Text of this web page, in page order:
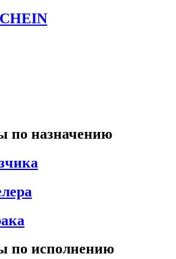
по назначению
по исполнению